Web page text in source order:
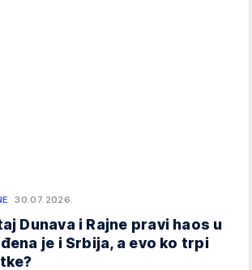
30.07.2026.
Dunava i Rajne pravi haos u
je i Srbija, a evo ko trpi